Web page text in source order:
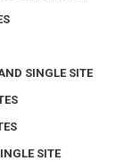
SINGLE SITE
SITE